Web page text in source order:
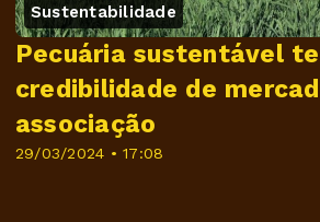
Sustentabilidade
29/03/2024 • 17:08
Pecuária sustentável
credibilidade de
associação